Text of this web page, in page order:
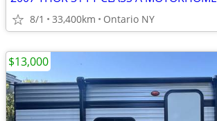
8/1 33,400km Ontario NY
$13,000